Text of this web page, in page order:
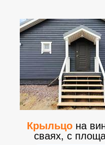
Крыльцо на
сваях, с